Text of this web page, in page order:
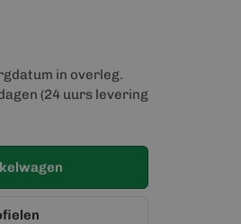
in overleg.
(24 uurs levering